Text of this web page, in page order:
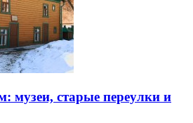
музеи, старые переулки и